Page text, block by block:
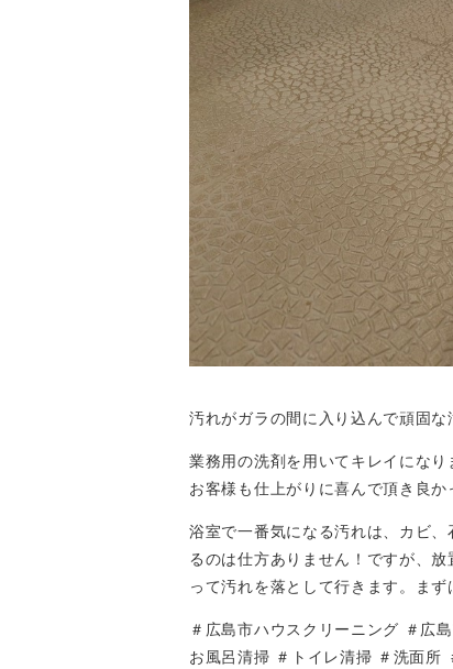
汚れがガラの間に入り込んで頑固な
業務用の洗剤を用いてキレイになり
お客様も仕上がりに喜んで頂き良か
浴室で一番気になる汚れは、カビ
るのは仕方ありません！ですが、
って汚れを落として行きます。ま
＃広島市ハウスクリーニング ＃広
お風呂清掃 ＃トイレ清掃 ＃洗面所